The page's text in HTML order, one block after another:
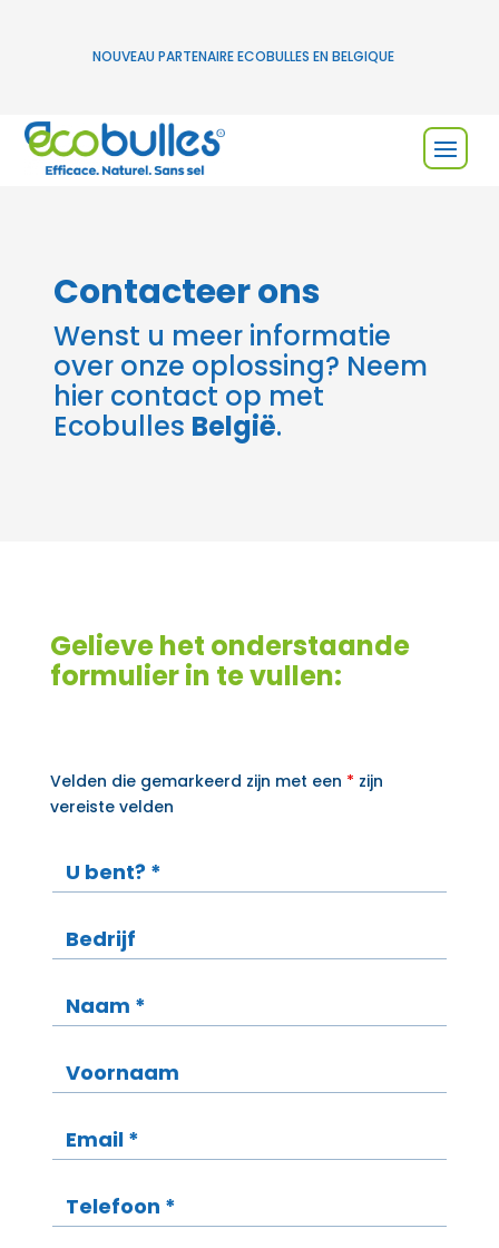
NOUVEAU PARTENAIRE ECOBULLES EN BELGIQUE
Contacteer ons
Wenst u meer informatie
over onze oplossing? Neem
hier contact op met
Ecobulles België.
Gelieve het onderstaande
formulier in te vullen:
Velden die gemarkeerd zijn met een * zijn
vereiste velden